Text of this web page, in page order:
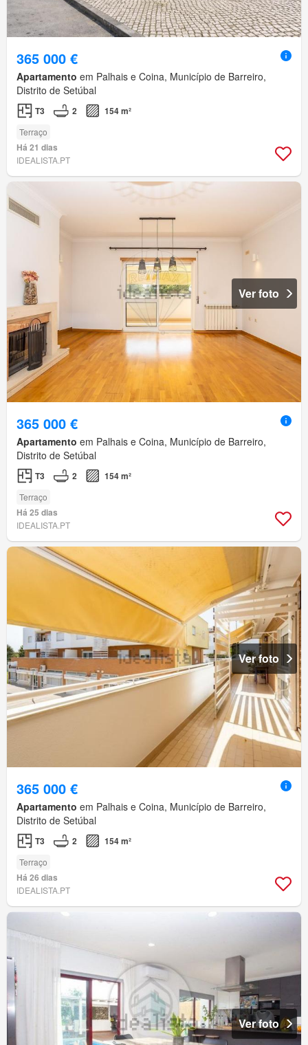
365 000 €
Apartamento em Palhais e Coina, Município de Barreiro,
Distrito de Setúbal
T3 2 154 m²
Terraço
Há 21 dias
IDEALISTA.PT
Ver foto
365 000 €
Apartamento em Palhais e Coina, Município de Barreiro,
Distrito de Setúbal
T3 2 154 m²
Terraço
Há 25 dias
IDEALISTA.PT
Ver foto
365 000 €
Apartamento em Palhais e Coina, Município de Barreiro,
Distrito de Setúbal
T3 2 154 m²
Terraço
Há 26 dias
IDEALISTA.PT
Ver foto